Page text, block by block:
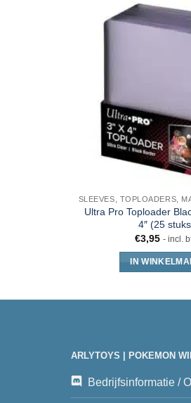
Ultra Pro Toploader
4″ (25
€3,95 - incl.
IN
ARLYTOYS | POKEMON
Bedrijfsinformatie /